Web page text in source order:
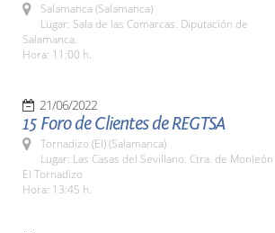
Salamanca (Salamanca)
Lugar: Sala de las Comarcas. Diputación de
Salamanca.
Hora: 11:00 h.
21/06/2022
15 Foro de Clientes de REGTSA
Tornadizo (El) (Salamanca)
Lugar: Las Casas del Sevillano. Ctra. de Monleón
El Tornadizo
Hora: 13:45 h.